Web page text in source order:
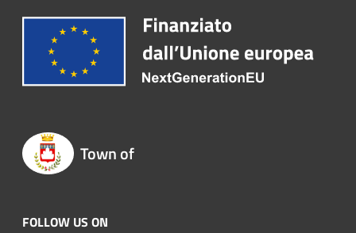
Town of
FOLLOW US ON